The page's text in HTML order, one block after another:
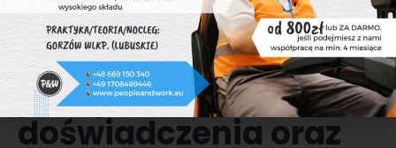
na temat
konkretnego rynku
pracy, umiejętności i
doświadczenia oraz